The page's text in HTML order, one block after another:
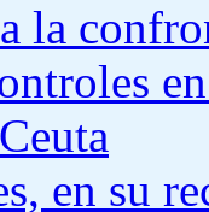
la
en su